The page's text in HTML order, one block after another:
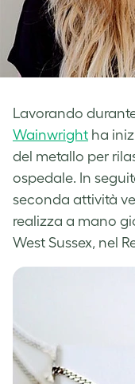
Lavorando
Wainwright ha
del metallo per
ospedale. In
seconda attività
realizza a mano
West Sussex, nel